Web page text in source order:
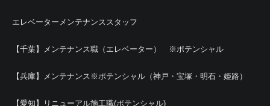
エレベーターメンテナンススタッフ
【千葉】メンテナンス職（エレベーター） ※ポテンシャル
【兵庫】メンテナンス※ポテンシャル（神戸・宝塚・明石・姫路）
【愛知】リニューアル施工職(ポテンシャル)